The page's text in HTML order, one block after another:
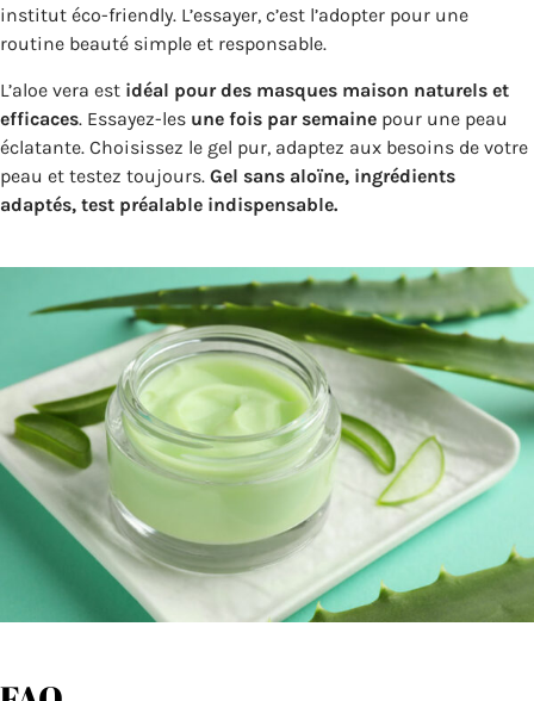
institut éco-friendly. L’essayer, c’est l’adopter pour une
routine beauté simple et responsable.
L’aloe vera est idéal pour des masques maison naturels et
efficaces. Essayez-les une fois par semaine pour une peau
éclatante. Choisissez le gel pur, adaptez aux besoins de votre
peau et testez toujours. Gel sans aloïne, ingrédients
adaptés, test préalable indispensable.